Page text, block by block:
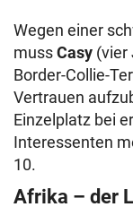
Wegen einer
mussCasy (vier
Border-Collie-
Vertrauen
Einzelplatz bei
Interessenten
10.
Afrika – der